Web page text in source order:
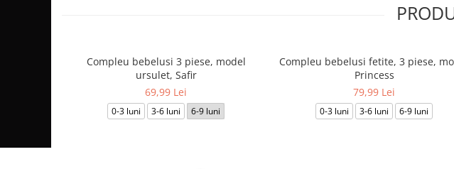
Compleu bebelusi 3 piese, model
ursulet, Safir
69,99 Lei
0-3 luni 3-6 luni 6-9 luni
Compleu bebelusi fetite, 3 piese,
Princess
79,99 Lei
0-3 luni 3-6 luni 6-9 luni